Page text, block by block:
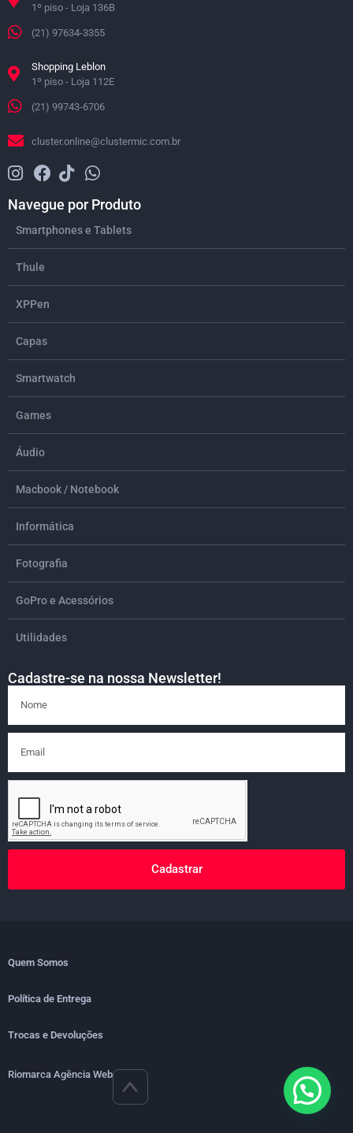
1º piso - Loja 136B
(21) 97634-3355
Shopping Leblon
1º piso - Loja 112E
(21) 99743-6706
cluster.online@clustermic.com.br
Navegue por Produto
Smartphones e Tablets
Thule
XPPen
Capas
Smartwatch
Games
Áudio
Macbook / Notebook
Informática
Fotografia
GoPro e Acessórios
Utilidades
Cadastre-se na nossa Newsletter!
Cadastrar
Riomarca Agência Web
>
Quem Somos
Política de Entrega
Trocas e Devoluções